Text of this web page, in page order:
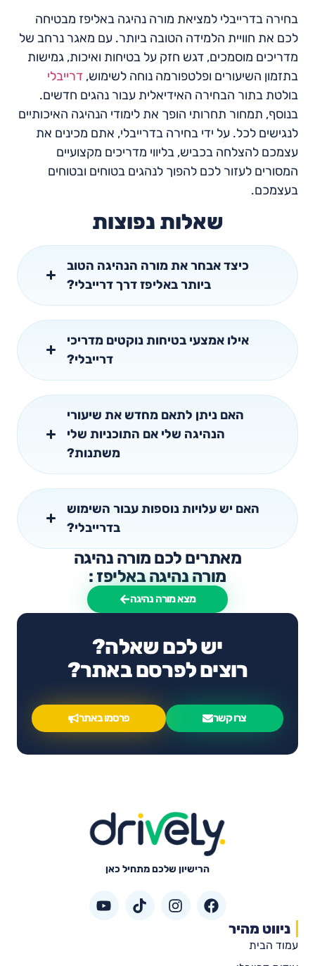
בחירה בדרייבלי למציאת מורה נהיגה באליפז מבטיחה
לכם את חוויית הלמידה הטובה ביותר. עם מאגר נרחב של
מדריכים מוסמכים, דגש חזק על בטיחות ואיכות, גמישות
בתזמון השיעורים ופלטפורמה נוחה לשימוש, דרייבלי
בולטת בתור הבחירה האידיאלית עבור נהגים חדשים.
בנוסף, תמחור תחרותי הופך את לימודי הנהיגה האיכותיים
לנגישים לכל. על ידי בחירה בדרייבלי, אתם מכינים את
עצמכם להצלחה בכביש, בליווי מדריכים מקצועיים
המסורים לעזור לכם להפוך לנהגים בטוחים ובטוחים
בעצמכם.
שאלות נפוצות
כיצד אבחר את מורה הנהיגה הטוב
ביותר באליפז דרך דרייבלי?
אילו אמצעי בטיחות נוקטים מדריכי
דרייבלי?
האם ניתן לתאם מחדש את שיעורי
הנהיגה שלי אם התוכניות שלי
משתנות?
האם יש עלויות נוספות עבור השימוש
בדרייבלי?
מאתרים לכם מורה נהיגה
מורה נהיגה באליפז :
מצא מורה נהיגה
יש לכם שאלה?
רוצים לפרסם באתר?
צרו קשר פרסמו באתר
הרישיון שלכם מתחיל כאן
ניווט מהיר
עמוד הבית